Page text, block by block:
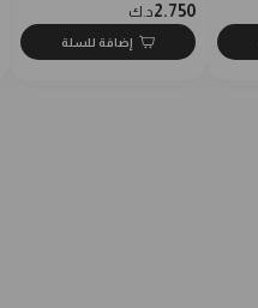
2.750د.ك
إضافة للسلة